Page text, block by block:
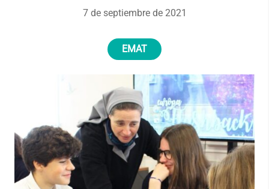
7 de septiembre de 2021
EMAT